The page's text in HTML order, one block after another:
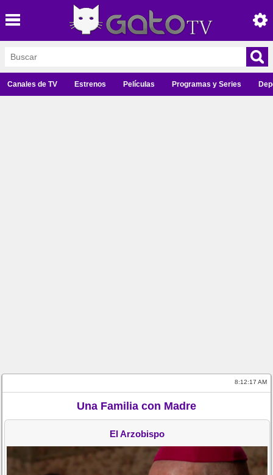
Canales de TV Estrenos Películas Programas y Series
8:12:17 AM
Una Familia con Madre
El Arzobispo